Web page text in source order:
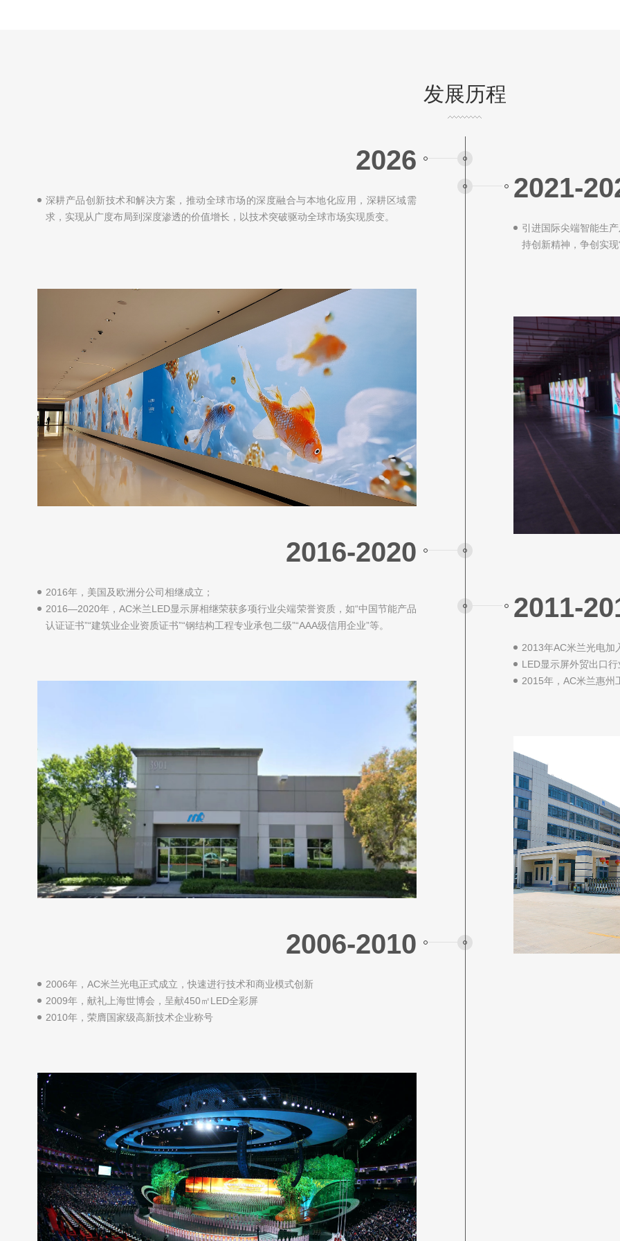
发展历程
2026
深耕产品创新技术和解决方案，推动全球市场的深度融合与本地化应用，深耕区域需
求，实现从广度布局到深度渗透的价值增长，以技术突破驱动全球市场实现质变。
2021-
引进国际尖端智能生
持创新精神，争创实
2016-2020
2016年，美国及欧洲分公司相继成立；
2016—2020年，AC米兰LED显示屏相继荣获多项行业尖端荣誉资质，如“中国节能产品
认证证书”“建筑业企业资质证书”“钢结构工程专业承包二级”“AAA级信用企业”等。
2011-
2013年AC米兰光电加
LED显示屏外贸出口
2015年，AC米兰惠州
2006-2010
2006年，AC米兰光电正式成立，快速进行技术和商业模式创新
2009年，献礼上海世博会，呈献450㎡LED全彩屏
2010年，荣膺国家级高新技术企业称号